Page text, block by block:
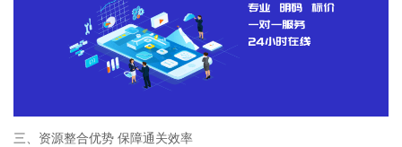
三、资源整合优势 保障通关效率